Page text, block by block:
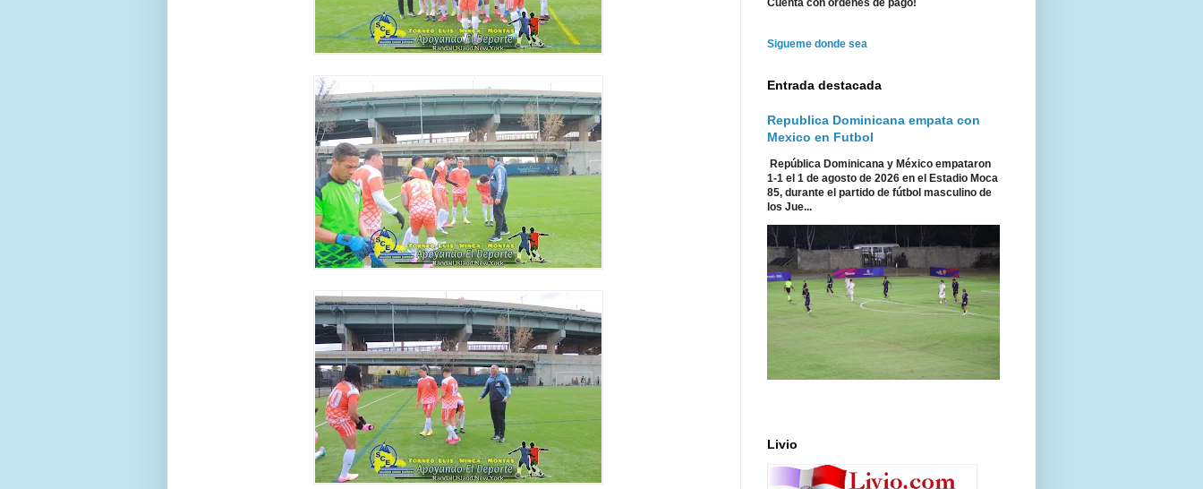
Cuenta con ordenes de pago!
Sigueme donde sea
Entrada destacada
Republica Dominicana empata con
Mexico en Futbol
República Dominicana y México empataron
1-1 el 1 de agosto de 2026 en el Estadio Moca
85, durante el partido de fútbol masculino de
los Jue...
Livio